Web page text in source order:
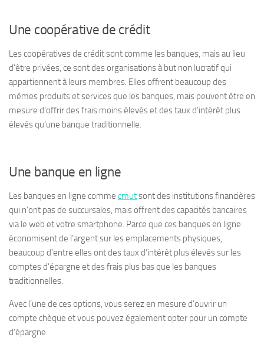
Une coopérative de crédit
Les coopératives de crédit sont comme les banques, mais au lieu
d’être privées, ce sont des organisations à but non lucratif qui
appartiennent à leurs membres. Elles offrent beaucoup des
mêmes produits et services que les banques, mais peuvent être en
mesure d’offrir des frais moins élevés et des taux d’intérêt plus
élevés qu’une banque traditionnelle.
Une banque en ligne
Les banques en ligne comme cmutsont des institutions financières
qui n’ont pas de succursales, mais offrent des capacités bancaires
via le web et votre smartphone. Parce que ces banques en ligne
économisent de l’argent sur les emplacements physiques,
beaucoup d’entre elles ont des taux d’intérêt plus élevés sur les
comptes d’épargne et des frais plus bas que les banques
traditionnelles.
Avec l’une de ces options, vous serez en mesure d’ouvrir un
compte chèque et vous pouvez également opter pour un compte
d’épargne.